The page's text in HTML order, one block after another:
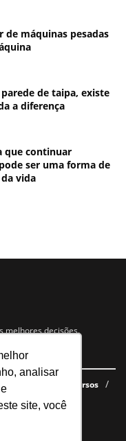
analisar
site, você
de máquinas pesadas
de taipa, existe
a diferença
que continuar
ser uma forma de
vida
melhores decisões.
gratuitos
Cursos